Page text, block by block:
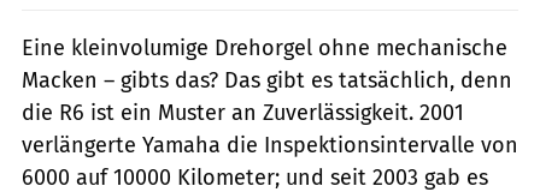
Eine kleinvolumige Drehorgel ohne mechanische
Macken – gibts das? Das gibt es tatsächlich, denn
die R6 ist ein Muster an Zuverlässigkeit. 2001
verlängerte Yamaha die Inspektionsintervalle von
6000 auf 10000 Kilometer; und seit 2003 gab es